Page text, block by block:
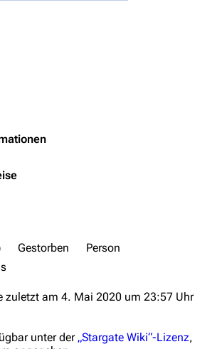
Romane
Gestorben
Person
zuletzt am 4. Mai 2020 um 23:57 Uhr
unter der „Stargate Wiki“-Lizenz,